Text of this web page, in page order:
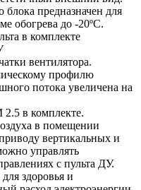
предназначен для
обогрева до -20ºС.
в комплекте
вентилятора.
профилю
потока увеличена на
в комплекте.
в помещении
вертикальных и
управлять
с пульта ДУ.
здоровья и